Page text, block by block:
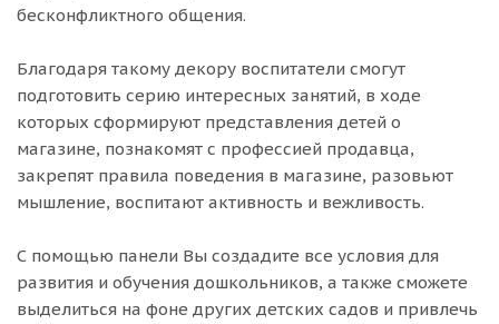
бесконфликтного общения.
Благодаря такому декору воспитатели смогут
подготовить серию интересных занятий, в ходе
которых сформируют представления детей о
магазине, познакомят с профессией продавца,
закрепят правила поведения в магазине, разовьют
мышление, воспитают активность и вежливость.
С помощью панели Вы создадите все условия для
развития и обучения дошкольников, а также сможете
выделиться на фоне других детских садов и привлечь